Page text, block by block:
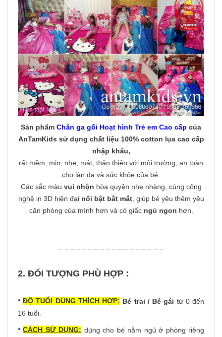
Sản phẩm Chăn ga gối Hoạt hình Trẻ em Cao cấp của
AnTamKids sử dụng chất liệu 100% cotton lụa cao cấp
nhập khẩu,
rất mềm, mịn, nhẹ, mát, thân thiện với môi trường, an toàn
cho làn da và sức khỏe của bé.
Các sắc màu vui nhộn hòa quyện nhẹ nhàng, cùng công
nghệ in 3D hiện đại nổi bật bắt mắt, giúp bé yêu thêm yêu
căn phòng của mình hơn và có giấc ngủ ngon hơn.
2. ĐỐI TƯỢNG PHÙ HỢP :
*ĐỘ TUỔI DÙNG THÍCH HỢP: Bé trai / Bé gái từ 0 đến
16 tuổi.
*CÁCH SỪ DỤNG: dùng cho bé nằm ngủ ở phòng riêng